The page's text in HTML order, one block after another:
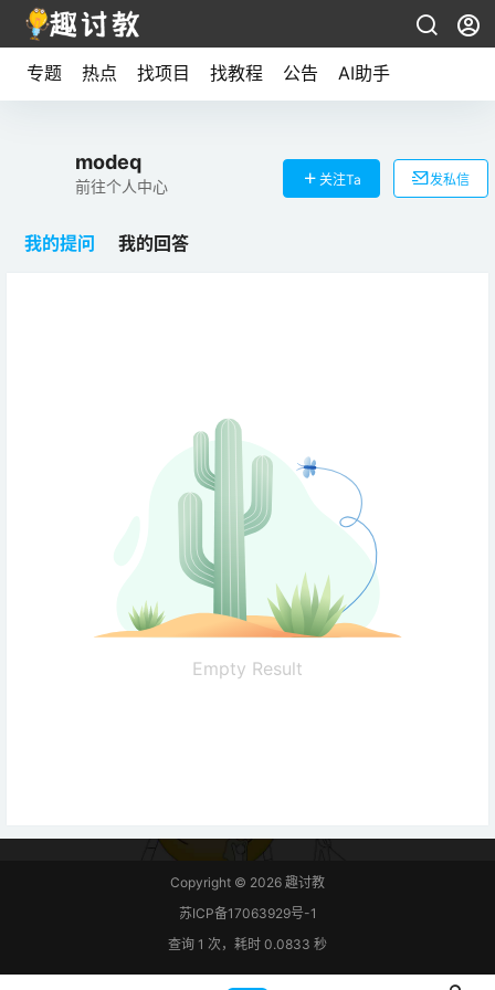
专题 热点 找项目 找教程 公告 AI助手
modeq
前往个人中心 关注Ta 发私信
我的提问 我的回答
Empty Result
Copyright © 2026 趣讨教
苏ICP备17063929号-1
查询 1 次，耗时 0.0833 秒